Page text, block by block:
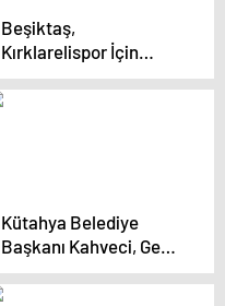
Beşiktaş,
Kırklarelispor İçin
Hazırlanıyor
Kütahya Belediye
Başkanı Kahveci, Genç
Sporcularla Bir Araya
Geldi